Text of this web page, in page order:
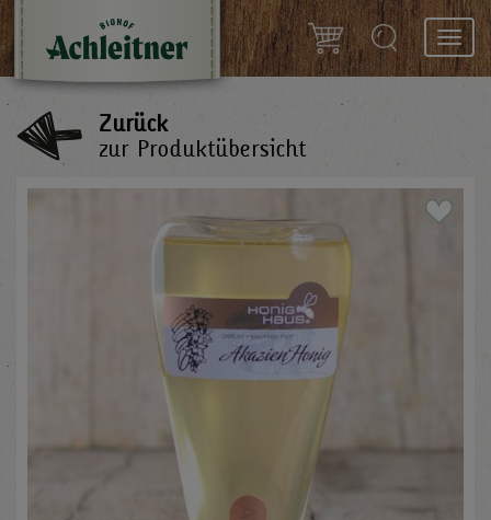
Zurück
zur Produktübersicht